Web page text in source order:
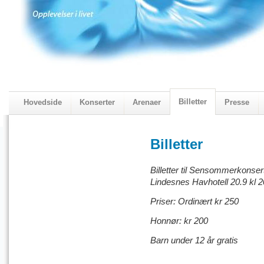
Hovedside Konserter Arenaer Billetter Presse
Billetter
Billetter til
Lindesnes Havhotell 20.9 kl
Priser: Ordinært kr 250
Honnør: kr 200
Barn under 12 år gratis